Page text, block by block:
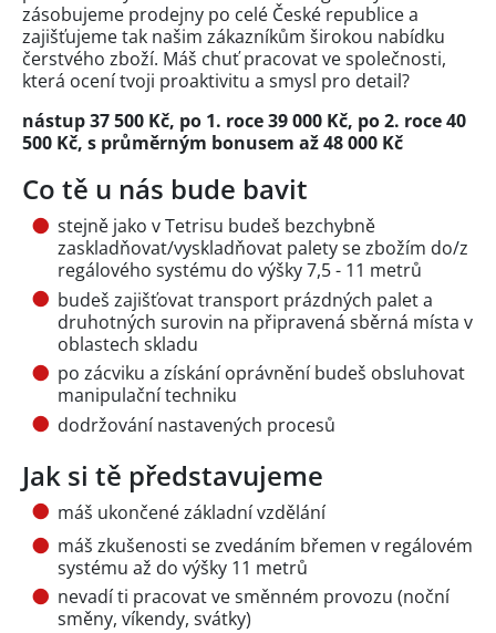
zásobujeme prodejny po celé České republice a
zajišťujeme tak našim zákazníkům širokou nabídku
čerstvého zboží. Máš chuť pracovat ve společnosti,
která ocení tvoji proaktivitu a smysl pro detail?
nástup 37 500 Kč, po 1. roce 39 000 Kč, po 2. roce 40
500 Kč, s průměrným bonusem až 48 000 Kč
Co tě u nás bude bavit
stejně jako v Tetrisu budeš bezchybně
zaskladňovat/vyskladňovat palety se zbožím do/z
regálového systému do výšky 7,5 - 11 metrů
budeš zajišťovat transport prázdných palet a
druhotných surovin na připravená sběrná místa v
oblastech skladu
po zácviku a získání oprávnění budeš obsluhovat
manipulační techniku
dodržování nastavených procesů
Jak si tě představujeme
máš ukončené základní vzdělání
máš zkušenosti se zvedáním břemen v regálovém
systému až do výšky 11 metrů
nevadí ti pracovat ve směnném provozu (noční
směny, víkendy, svátky)